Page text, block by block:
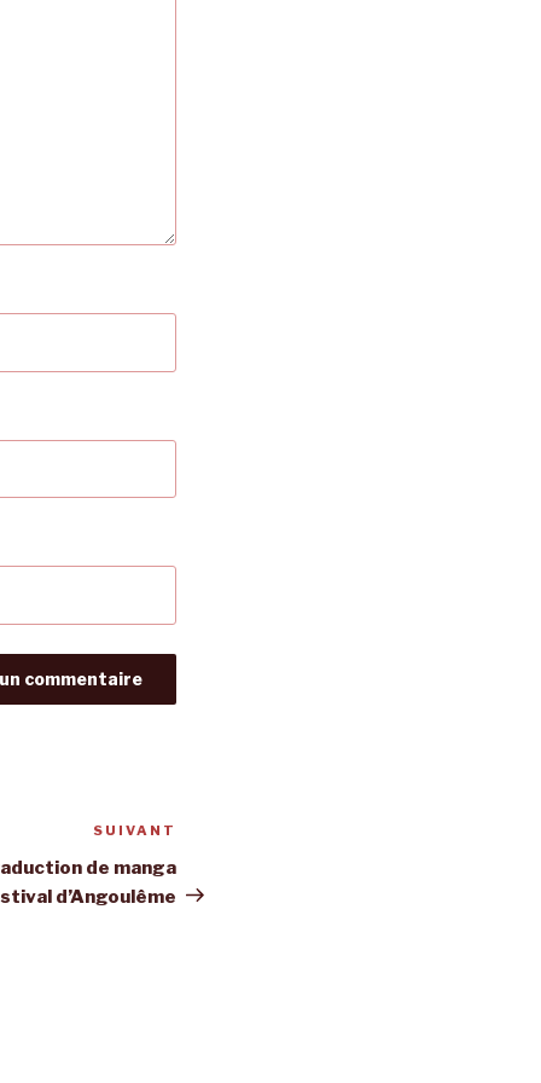
suivant
SUIVANT
de manga
d’Angoulême